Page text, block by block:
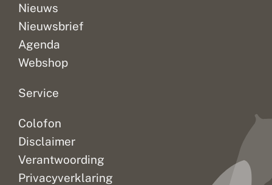
Nieuws
Nieuwsbrief
Agenda
Webshop
Service
Colofon
Disclaimer
Verantwoording
Privacyverklaring